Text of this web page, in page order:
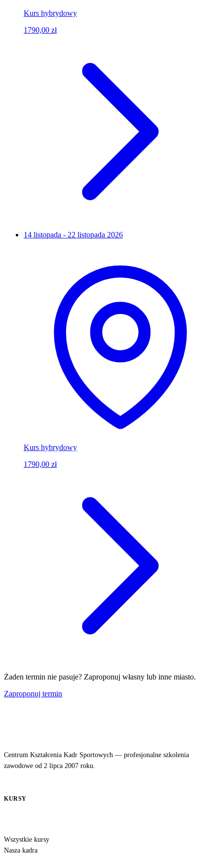
Kurs hybrydowy
1790,00 zł
14 listopada - 22 listopada 2026
Kurs hybrydowy
1790,00 zł
Żaden termin nie pasuje? Zaproponuj własny lub inne miasto.
Zaproponuj termin
Centrum Kształcenia Kadr Sportowych — profesjonalne szkolenia
zawodowe od 2 lipca 2007 roku.
KURSY
Wszystkie kursy
Nasza kadra